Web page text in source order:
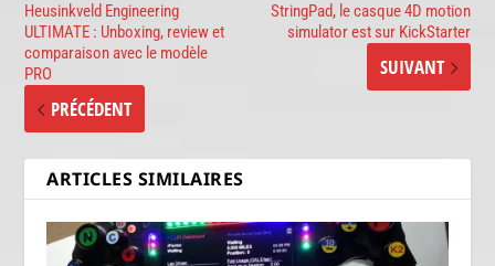
Heusinkveld Engineering
ULTIMATE : Unboxing, review et
comparaison avec le modèle
PRO
PRÉCÉDENT
StringPad, le casque 4D motion
simulator est sur KickStarter
SUIVANT
ARTICLES SIMILAIRES